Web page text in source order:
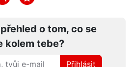
o tom, co se
kolem tebe?
Přihlásit